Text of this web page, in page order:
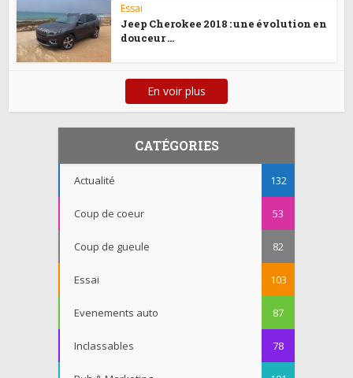
Essai
Jeep Cherokee 2018 : une évolution en
douceur …
En voir plus
CATÉGORIES
Actualité 132
Coup de coeur 53
Coup de gueule 82
Essai 103
Evenements auto 87
Inclassables 78